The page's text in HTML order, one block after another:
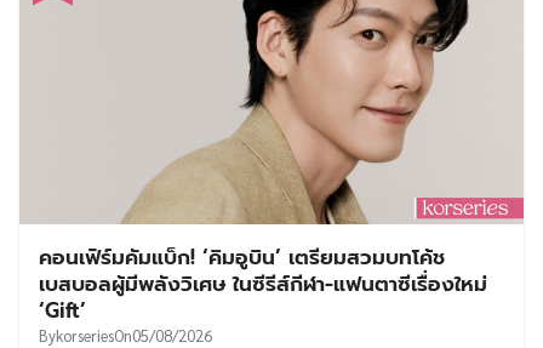
คอนเฟิร์มคัมแบ็ก! ‘คิมอูบิน’ เตรียมสวมบทโค้ช
เบสบอลผู้มีพลังวิเศษ ในซีรีส์กีฬา-แฟนตาซีเรื่องใหม่
‘Gift’
BykorseriesOn05/08/2026